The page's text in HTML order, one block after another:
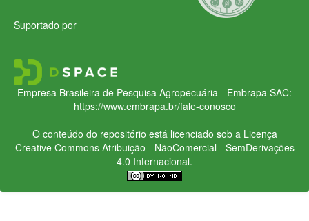
Suportado por
Empresa Brasileira de Pesquisa Agropecuária - Embrapa SAC:
https://www.embrapa.br/fale-conosco
O conteúdo do repositório está licenciado sob a Licença
Creative CommonsAtribuição - NãoComercial - SemDerivações
4.0 Internacional.